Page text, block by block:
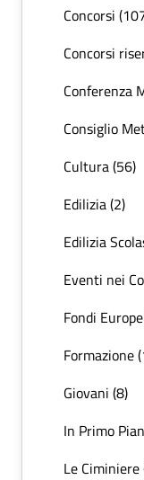
Concorsi
Concorsi
Conferenza
Consiglio
Cultura (56)
Edilizia (2)
Edilizia
Eventi nei
Fondi
Formazione
Giovani (8)
In Primo
Le Ciminiere